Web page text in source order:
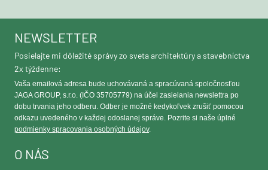
O NÁS
NEWSLETTER
Posielajte mi dôležité správy zo sveta architektúry a stavebníctva
2x týždenne:
Vaša emailová adresa bude uchovávaná a spracúvaná spoločnosťou
JAGA GROUP, s.r.o. (IČO 35705779) na účel zasielania newslettra po
dobu trvania jeho odberu. Odber je možné kedykoľvek zrušiť pomocou
odkazu uvedeného v každej odoslanej správe. Pozrite si naše úplné
podmienky spracovania osobných údajov.